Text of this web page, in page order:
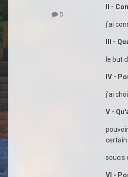
5
II -
j'ai
III -
le but
IV -
j'ai
V -
certain
soucis
VI -